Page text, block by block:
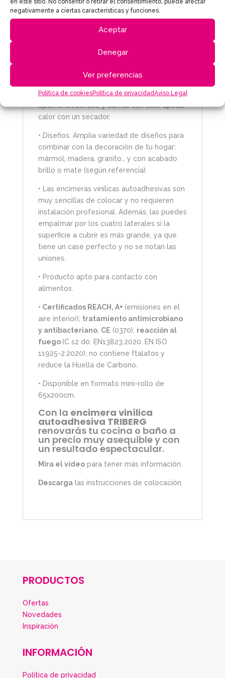
negativamente a ciertas características y funciones.
Aceptar
Denegar
Ver preferencias
Política de cookiesPolítica de privacidadAviso Legal
se dañan con la humedad.
• Disponibles en una amplia variedad de
rápidas y asequibles en el hogar o la
moldear para conseguir un acabado
óptimo en bordes y curvas con sólo aplicar
calor con un secador.
• Diseños: Amplia variedad de diseños para
combinar con la decoración de tu hogar:
mármol, madera, granito… y con acabado
brillo o mate (según referencia).
• Las encimeras vinílicas autoadhesivas son
muy sencillas de colocar y no requieren
instalación profesional. Además, las puedes
empalmar por los cuatro laterales si la
superficie a cubrir es más grande, ya que
tiene un case perfecto y no se notan las
uniones.
• Producto apto para contacto con
alimentos.
• Certificados REACH, A+ (emisiones en el
aire interior), tratamiento antimicrobiano
y antibacteriano, CE (0370), reacción al
fuego (C s2 d0. EN13823:2020. EN ISO
11925-2:2020), no contiene ftalatos y
reduce la Huella de Carbono.
• Disponible en formato mini-rollo de
65x200cm.
Con la encimera vinílica
autoadhesiva TRIBERG
renovarás tu cocina o baño a
un precio muy asequible y con
un resultado espectacular.
Mira el vídeopara tener más información.
Descargalas instrucciones de colocación.
PRODUCTOS
Ofertas
Novedades
Inspiración
INFORMACIÓN
Política de privacidad